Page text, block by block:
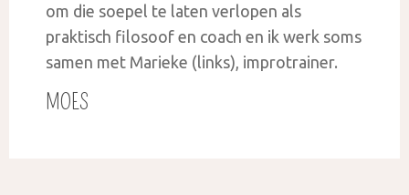
om die soepel te laten verlopen als
praktisch filosoof en coach en ik werk soms
samen met Marieke (links), improtrainer.
MOES